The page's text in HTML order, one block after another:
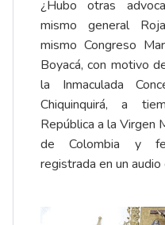
¿Hubo otras
mismo general
mismo Congreso
Boyacá, con motivo
la Inmaculada
Chiquinquirá, a
República a la Virgen
de Colombia y
registrada en un audio